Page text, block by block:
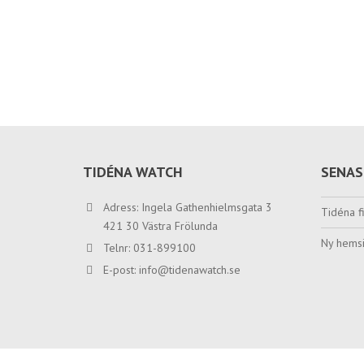
TIDÉNA WATCH
Adress: Ingela Gathenhielmsgata 3
421 30 Västra Frölunda
Telnr: 031-899100
E-post: info@tidenawatch.se
Tidéna
Ny